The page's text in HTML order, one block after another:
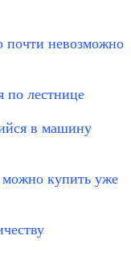
почти невозможно
по лестнице
в машину
купить уже